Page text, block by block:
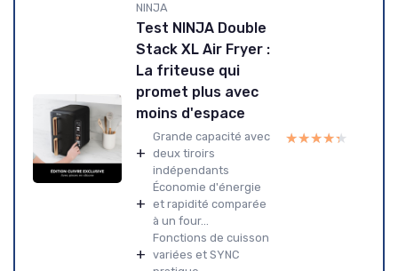
NINJA
Test NINJA Double
Stack XL Air Fryer :
La friteuse qui
promet plus avec
moins d'espace
+
Grande capacité avec
deux tiroirs
indépendants
+
Économie d'énergie
et rapidité comparée
à un four...
+
Fonctions de cuisson
variées et SYNC
★★★★★
★★★★★